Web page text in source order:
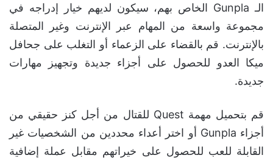
الـ Gunpla الخاص بهم، سيكون لديهم خيار إدراجه في
مجموعة واسعة من المهام عبر الإنترنت وغير المتصلة
بالإنترنت. قم بالقضاء على الزعماء أو التغلب على جحافل
ميكا العدو للحصول على أجزاء جديدة وتجهيز مهارات
جديدة.
قم بتحميل مهمة Quest للقتال من أجل كنز حقيقي من
أجزاء Gunpla أو اختر أعداء محددين من الشخصيات غير
القابلة للعب للحصول على خيراتهم مقابل عملة إضافية